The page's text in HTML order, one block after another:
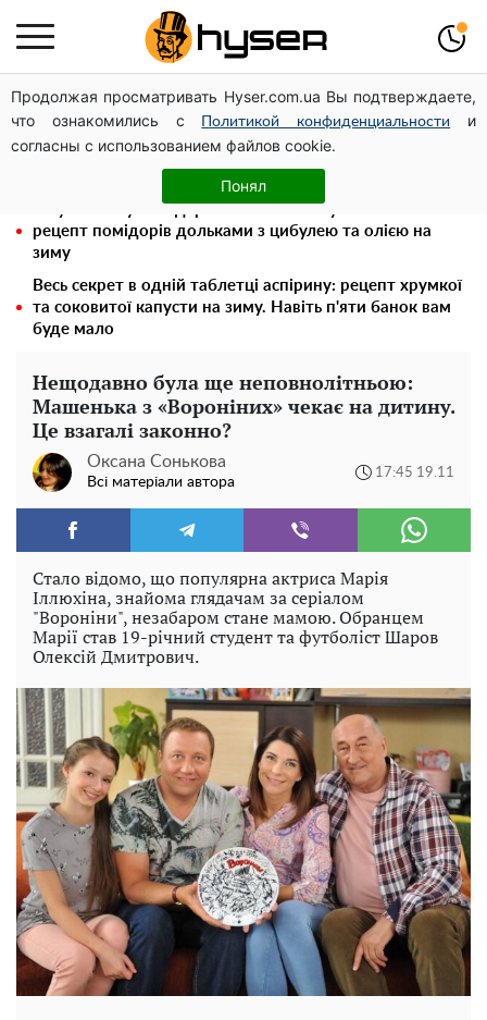
Продолжая просматривать Hyser.com.ua Вы подтверждаете,
что ознакомились с
Политикой конфиденциальности
и
согласны с использованием файлов cookie.
Понял
Посол ОБСЄ вдруге відвідав місце російського удару
по житловому будинку на Подолі
Олена Тополя злив відео – це далеко не все: фронтмен
"Антитіла" Тарас Тополя став наступним
рецепт помідорів дольками з цибулею та олією на
зиму
Весь секрет в одній таблетці аспірину: рецепт хрумкої
та соковитої капусти на зиму. Навіть п'яти банок вам
буде мало
Нещодавно була ще неповнолітньою:
Машенька з «Вороніних» чекає на дитину.
Це взагалі законно?
Оксана Сонькова
Всі матеріали автора
17:45 19.11
Стало відомо, що популярна актриса Марія
Іллюхіна, знайома глядачам за серіалом
"Вороніни", незабаром стане мамою. Обранцем
Марії став 19-річний студент та футболіст Шаров
Олексій Дмитрович.